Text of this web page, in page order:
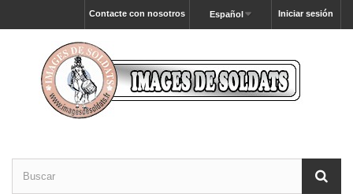
Iniciar sesión
Español
Contacte con nosotros